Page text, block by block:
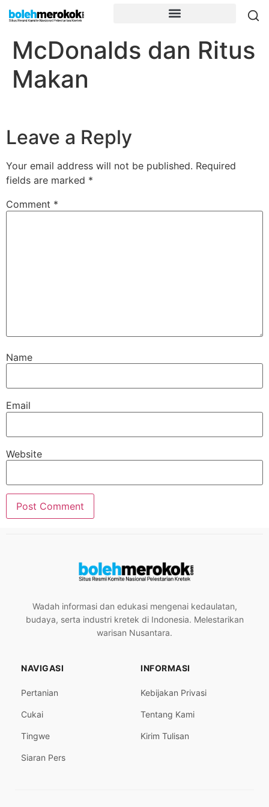
McDonalds dan Ritus
Makan
Leave a Reply
Your email address will not be published. Required
fields are marked *
Comment *
Name
Email
Website
Wadah informasi dan edukasi mengenai kedaulatan,
budaya, serta industri kretek di Indonesia. Melestarikan
warisan Nusantara.
NAVIGASI
Pertanian
Cukai
Tingwe
Siaran Pers
INFORMASI
Kebijakan Privasi
Tentang Kami
Kirim Tulisan